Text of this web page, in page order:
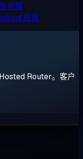
代理
应用
Router。客户